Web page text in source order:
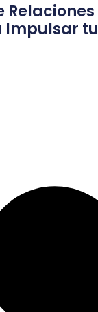
Relaciones
Impulsar tu